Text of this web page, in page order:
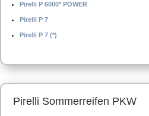
Pirelli P 6000* POWER
Pirelli P 7
Pirelli P 7 (*)
Pirelli Sommerreifen PKW